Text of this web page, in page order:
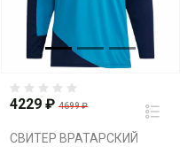
4229 ₽ 4699 ₽
СВИТЕР ВРАТАРСКИЙ